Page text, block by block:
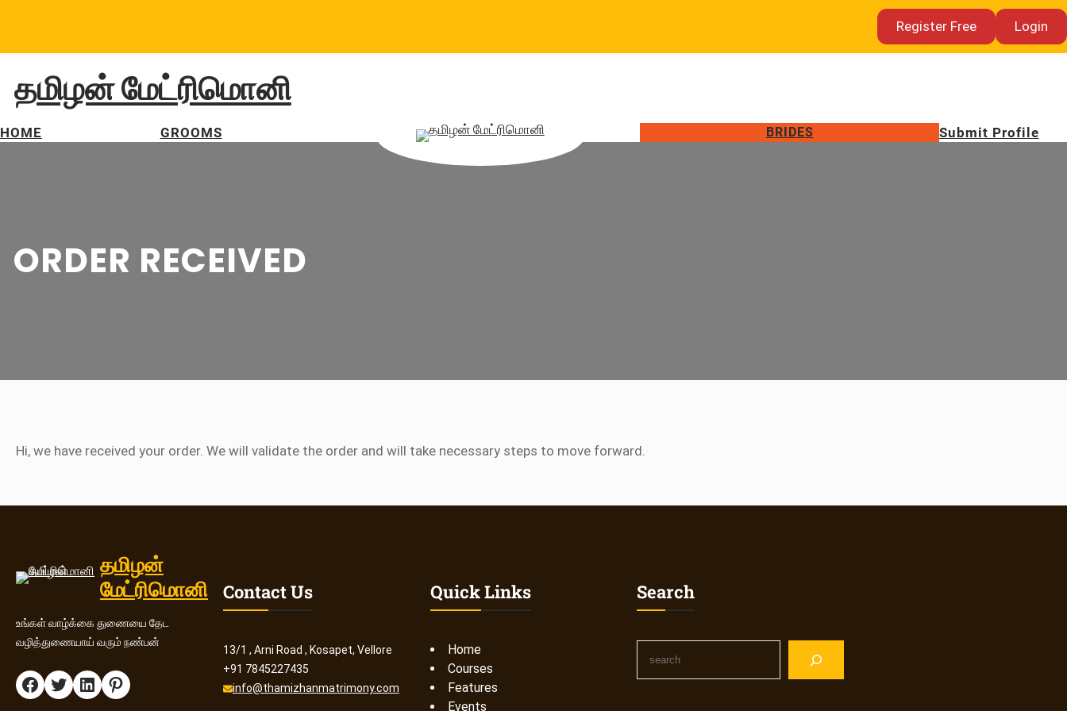
Register Free Login
தமிழன் மேட்ரிமொனி
HOME GROOMS BRIDES Submit Profile
ORDER RECEIVED
Hi, we have received your order. We will validate the order and will take necessary steps to move forward.
தமிழன்
மேட்ரிமொனி
உங்கள் வாழ்க்கை துணையை தேட
வழித்துணையாய் வரும் நண்பன்
Facebook Twitter LinkedIn Pinterest
Contact Us
13/1 , Arni Road , Kosapet, Vellore
+91 7845227435
info@thamizhanmatrimony.com
Quick Links
Home
Courses
Features
Events
Search